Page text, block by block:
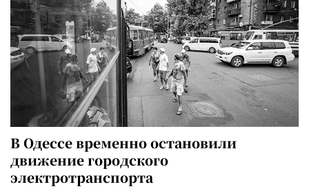
В Одессе временно остановили
движение городского
электротранспорта